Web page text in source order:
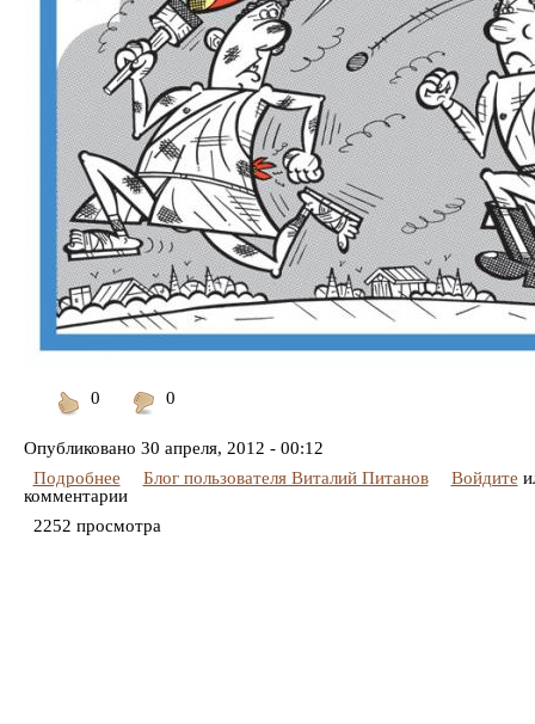
0
понравилось
0
Опубликовано 30 апреля, 2012 - 00:12
Подробнее
Блог пользователя Виталий Питанов Войдите
комментарии
2252 просмотра